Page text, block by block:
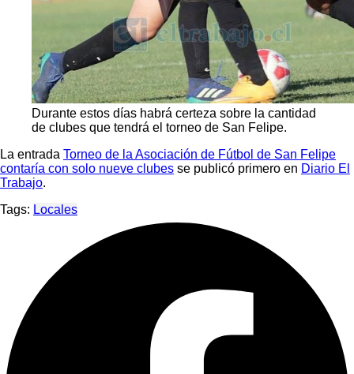
Durante estos días habrá certeza sobre la cantidad
de clubes que tendrá el torneo de San Felipe.
La entrada Torneo de la Asociación de Fútbol de San Felipe
contaría con solo nueve clubes se publicó primero en Diario El
Trabajo.
Tags: Locales